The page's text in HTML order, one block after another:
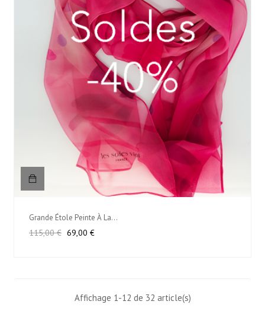
Grande Étole Peinte À La...
Prix
115,00 € Prix
69,00 €
Affichage 1-12 de 32 article(s)